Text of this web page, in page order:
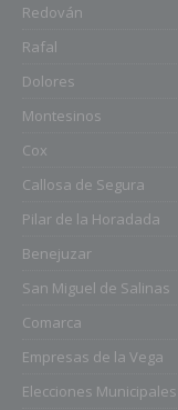
Redován
Rafal
Dolores
Montesinos
Cox
Callosa de Segura
Pilar de la Horadada
Benejuzar
San Miguel de Salinas
Comarca
Empresas de la Vega
Elecciones